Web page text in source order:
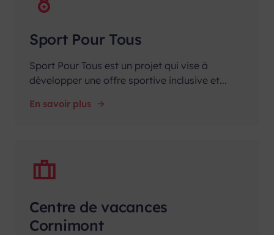
Sport Pour Tous
Sport Pour Tous est un projet qui vise à
développer une offre sportive inclusive et...
En savoir plus
Centre de vacances
Cornimont